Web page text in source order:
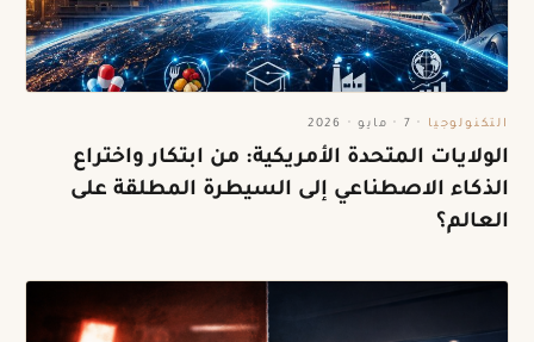
التكنولوجيا · 7 · مايو · 2026
الولايات المتحدة الأمريكية: من ابتكار واختراع
الذكاء الاصطناعي إلى السيطرة المطلقة على
العالم؟